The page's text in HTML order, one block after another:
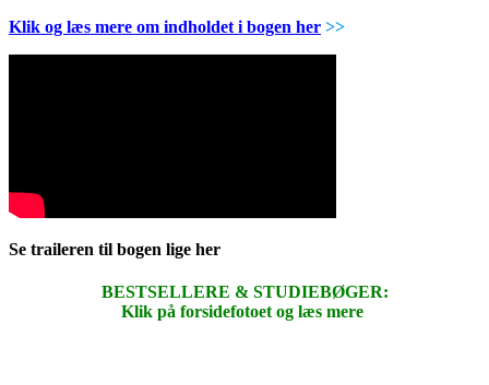
Klik og læs mere om indholdet i bogen her >>
Se traileren til bogen lige her
BESTSELLERE & STUDIEBØGER:
Klik på forsidefotoet og læs mere